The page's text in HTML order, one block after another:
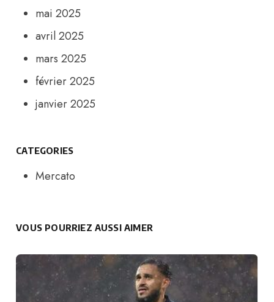
mai 2025
avril 2025
mars 2025
février 2025
janvier 2025
CATEGORIES
Mercato
VOUS POURRIEZ AUSSI AIMER